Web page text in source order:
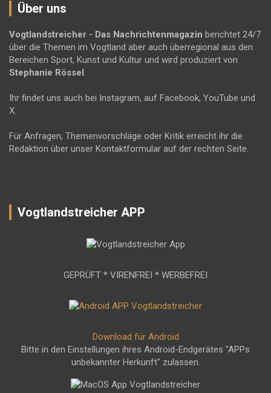
Über uns
Vogtlandstreicher - Das Nachrichtenmagazin berichtet 24/7
über die Themen im Vogtland aber auch überregional aus den
Bereichen Sport, Kunst und Kultur und wird produziert von
Stephanie Rössel .
Ihr findet uns auch bei Instagram, auf Facebook, YouTube und
X.
Für Anfragen, Themenvorschläge oder Kritik erreicht ihr die
Redaktion über unser Kontaktformular auf der rechten Seite.
Vogtlandstreicher APP
GEPRÜFT * VIRENFREI * WERBEFREI
Download für Android
Bitte in den Einstellungen ihres Android-Endgerätes "APPs
unbekannter Herkunft" zulassen.